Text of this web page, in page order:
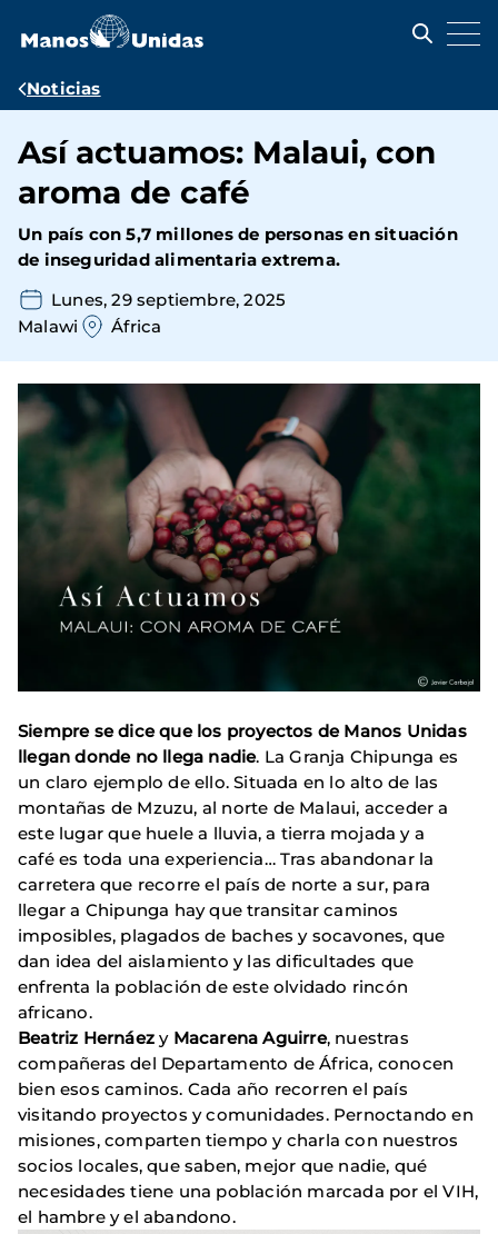
contenido
Ruta
navegación
Noticias
Así actuamos: Malaui, con
aroma de café
Un país con 5,7 millones de personas en situación
de inseguridad alimentaria extrema.
Lunes, 29 septiembre, 2025
Malawi
África
Siempre se dice que los proyectos de Manos Unidas
llegan donde no llega nadie. La Granja Chipunga es
un claro ejemplo de ello. Situada en lo alto de las
montañas de Mzuzu, al norte de Malaui, acceder a
este lugar que huele a lluvia, a tierra mojada y a
café es toda una experiencia… Tras abandonar la
carretera que recorre el país de norte a sur, para
llegar a Chipunga hay que transitar caminos
imposibles, plagados de baches y socavones, que
dan idea del aislamiento y las dificultades que
enfrenta la población de este olvidado rincón
africano.
Beatriz Hernáez y Macarena Aguirre, nuestras
compañeras del Departamento de África, conocen
bien esos caminos. Cada año recorren el país
visitando proyectos y comunidades. Pernoctando en
misiones, comparten tiempo y charla con nuestros
socios locales, que saben, mejor que nadie, qué
necesidades tiene una población marcada por el VIH,
el hambre y el abandono.